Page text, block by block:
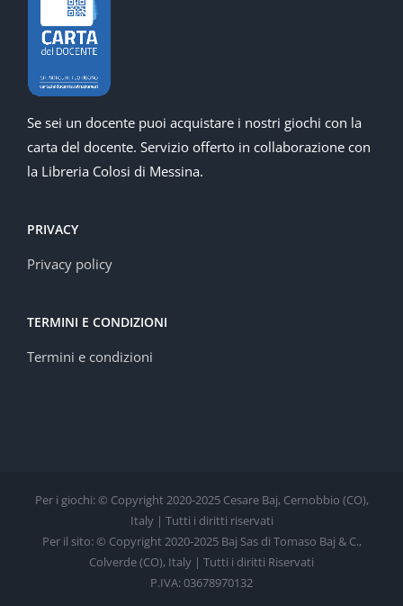
Se sei un docente puoi acquistare i nostri giochi con la
carta del docente. Servizio offerto in collaborazione con
la Libreria Colosi di Messina.
PRIVACY
Privacy policy
TERMINI E CONDIZIONI
Termini e condizioni
Per i giochi: © Copyright 2020-2025 Cesare Baj, Cernobbio (CO),
Italy | Tutti i diritti riservati
Per il sito: © Copyright 2020-2025 Baj Sas di Tomaso Baj & C.,
Colverde (CO), Italy | Tutti i diritti Riservati
P.IVA: 03678970132